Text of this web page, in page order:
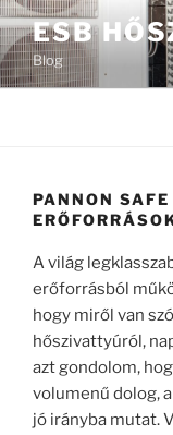
Tartalomhoz
ESB
Blog
PANNON
A világ
erőforrásból
hogy miről van
hőszivattyúról,
azt gondolom,
volumenű dolog,
jó irányba mutat.